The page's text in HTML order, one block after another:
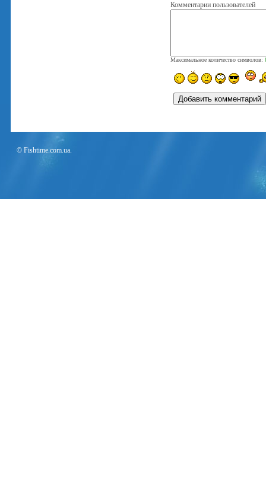
Комментарии пользователей
Максимальное количество символов:
© Fishtime.com.ua.